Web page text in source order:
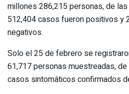
millones 286,215 personas, de
512,404 casos fueron positivos y
negativos.
Solo el 25 de febrero se
61,717 personas muestreadas,
casos sintomáticos confirmados